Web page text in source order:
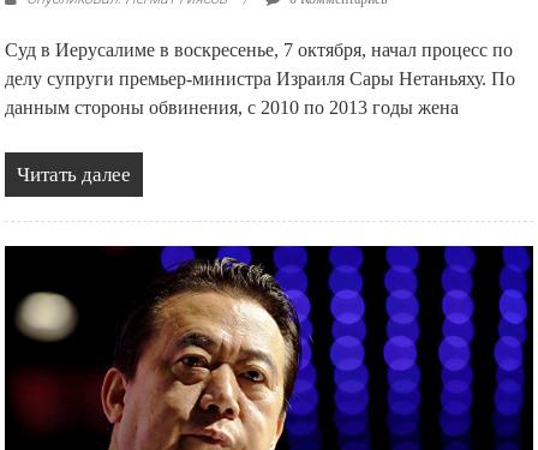
Суд в Иерусалиме в воскресенье, 7 октября, начал процесс по
делу супруги премьер-министра Израиля Сары Нетаньяху. По
данным стороны обвинения, с 2010 по 2013 годы жена
Читать далее